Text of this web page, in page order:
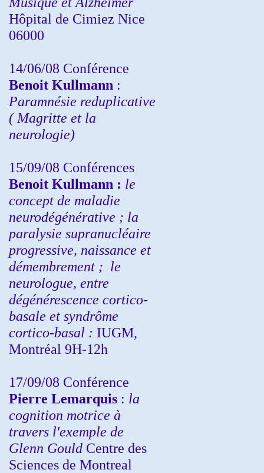
Hôpital de Cimiez Nice
06000
14/06/08 Conférence
Benoit Kullmann :
Paramnésie reduplicative
( Magritte et la
neurologie)
15/09/08 Conférences
Benoit Kullmann : le
concept de maladie
neurodégénérative ; la
paralysie supranucléaire
progressive, naissance et
démembrement ; le
neurologue, entre
dégénérescence cortico-
basale et syndrôme
cortico-basal : IUGM,
Montréal 9H-12h
17/09/08 Conférence
Pierre Lemarquis : la
cognition motrice à
travers l'exemple de
Glenn Gould Centre des
Sciences de Montreal